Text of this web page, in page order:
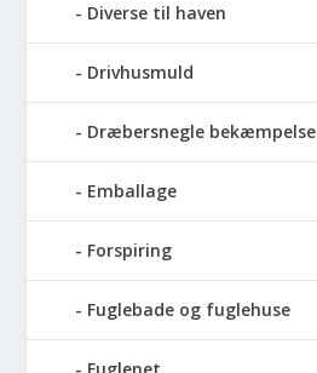
Diverse til haven
Drivhusmuld
Dræbersnegle bekæmpelse
Emballage
Forspiring
Fuglebade og fuglehuse